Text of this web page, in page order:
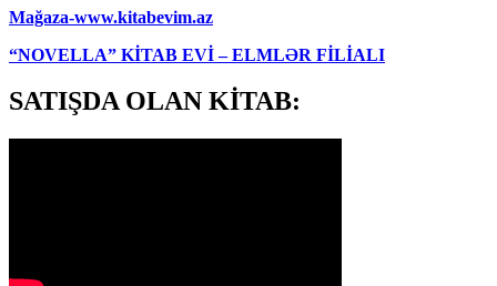
Mağaza-www.kitabevim.az
“NOVELLA” KİTAB EVİ – ELMLƏR FİLİALI
SATIŞDA OLAN KİTAB: